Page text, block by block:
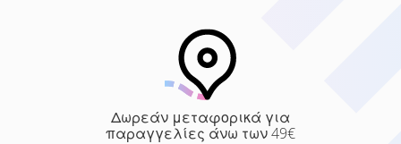
Δωρεάν μεταφορικά για
παραγγελίες άνω των 49€